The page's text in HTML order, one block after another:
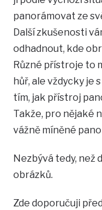
panorámovat ze
Další zkušenosti
odhadnout, kde
Různé přístroje to
hůř, ale vždycky je
tím, jak přístroj
Takže, pro nějaké
vážně míněné
Nezbývá tedy, než
obrázků.
Zde doporučuji